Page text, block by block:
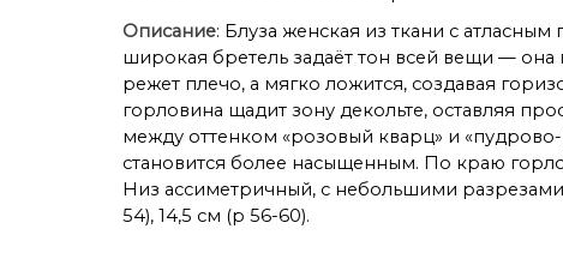
Описание: Блуза женская из ткани с
широкая бретель задаёт тон всей вещи —
режет плечо, а мягко ложится, создавая
горловина щадит зону декольте, оставляя
между оттенком «розовый кварц» и
становится более насыщенным. По краю
Низ ассиметричный, с небольшими
54), 14,5 см (р 56-60).